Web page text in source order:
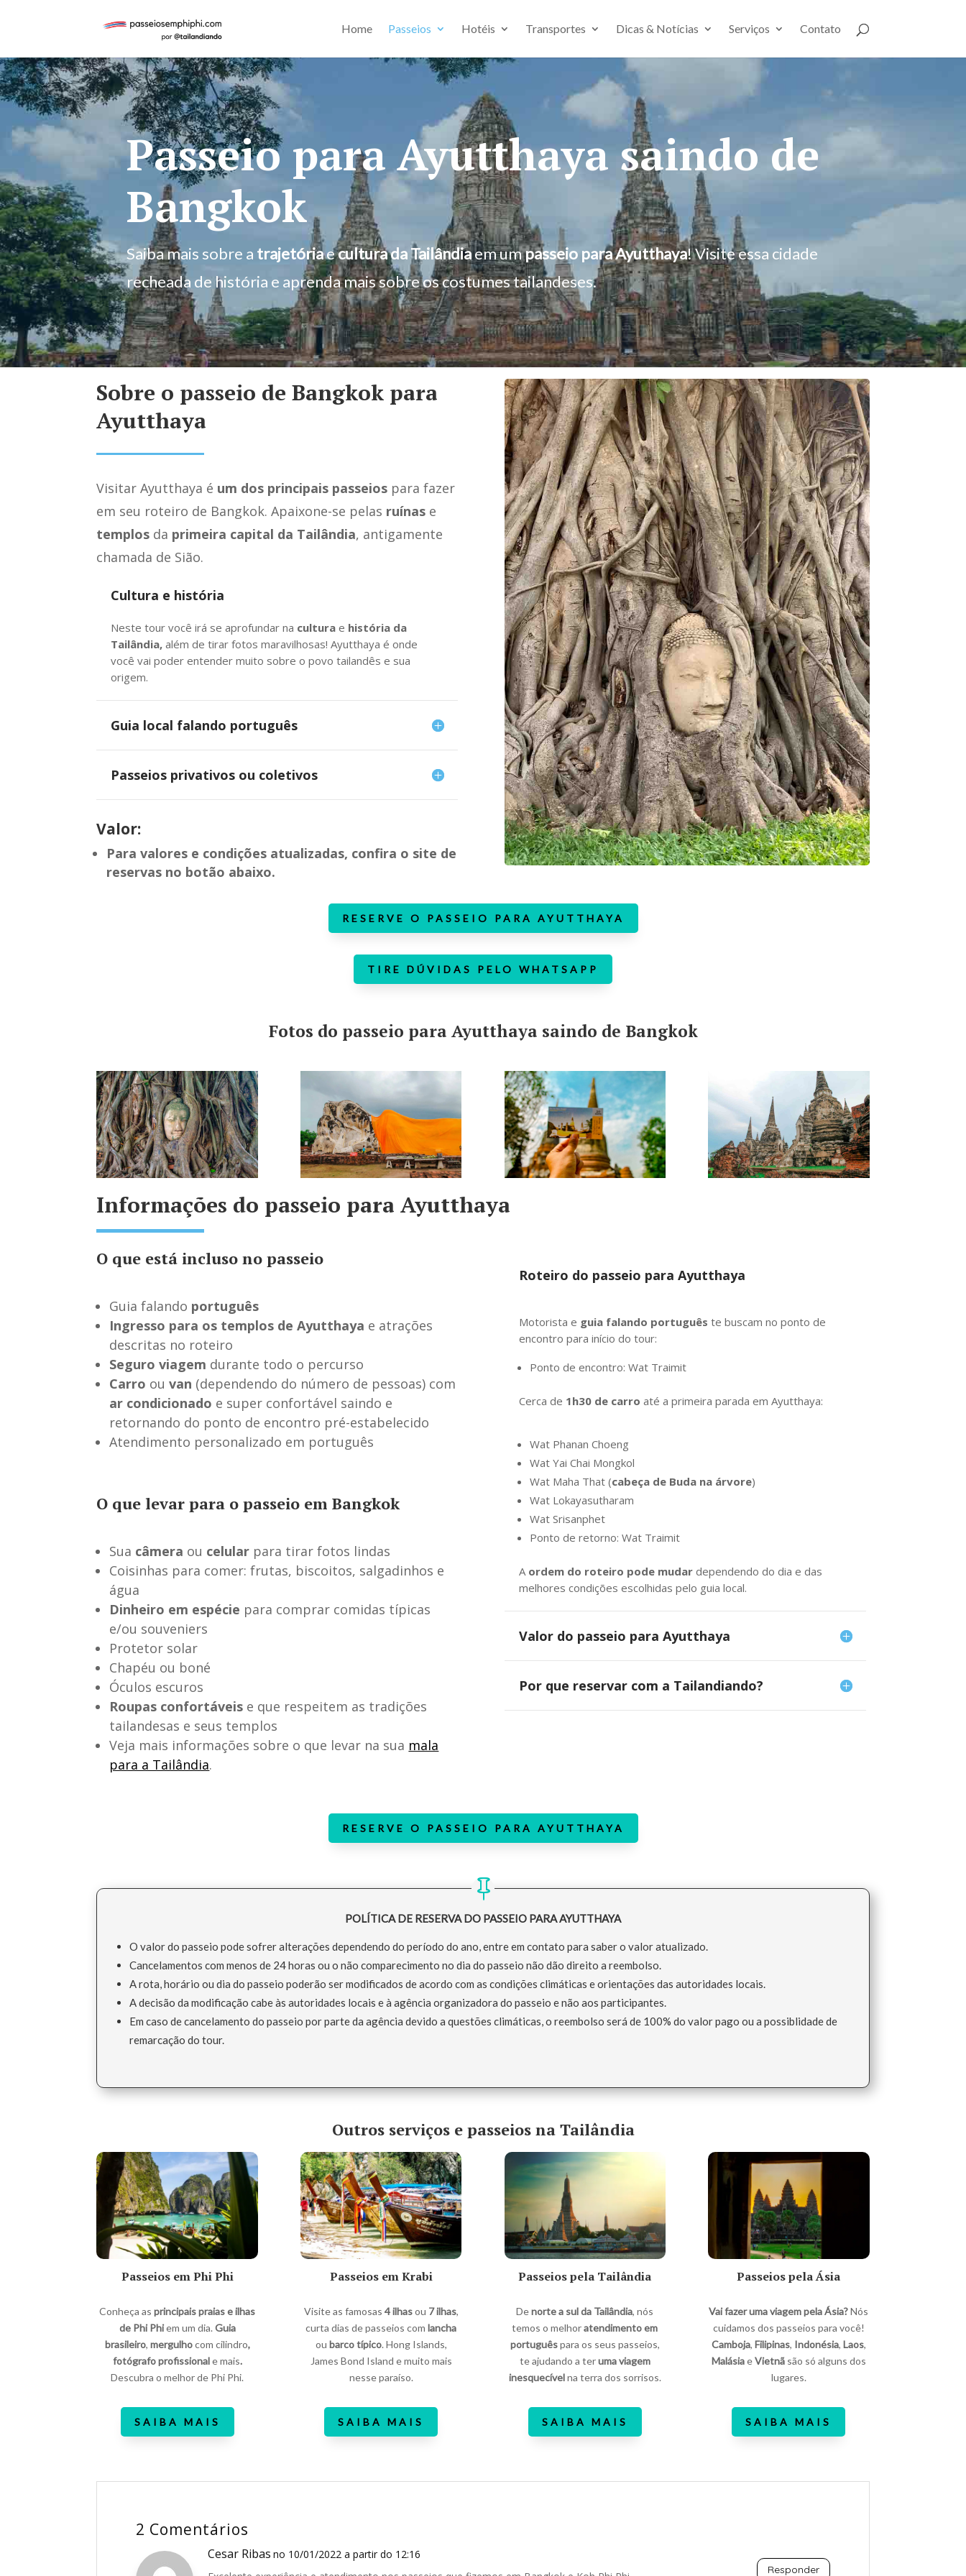
Home Passeios Hotéis Transportes Dicas & Notícias Serviços Contato
Passeio para Ayutthaya saindo de
Bangkok
Saiba mais sobre a trajetóriaecultura da Tailândiaem umpasseio para Ayutthaya! Visite essa cidade
recheada de história e aprenda mais sobre os costumes tailandeses.
Sobre o passeio de Bangkok para
Ayutthaya
Visitar Ayutthaya é um dos principais passeios para fazer
em seu roteiro de Bangkok. Apaixone-se pelas ruínas e
templos da primeira capital da Tailândia, antigamente
chamada de Sião.
Cultura e história
Neste tour você irá se aprofundar na culturae história da
Tailândia, além de tirar fotos maravilhosas! Ayutthaya é onde
você vai poder entender muito sobre o povo tailandês e sua
origem.
Guia local falando português
Passeios privativos ou coletivos
Valor:
Para valores e condições atualizadas, confira o site de
reservas no botão abaixo.
RESERVE O PASSEIO PARA AYUTTHAYA
TIRE DÚVIDAS PELO WHATSAPP
Fotos do passeio para Ayutthaya saindo de Bangkok
Informações do passeio para Ayutthaya
O que está incluso no passeio
Guia falando português
Ingresso para os templos de Ayutthaya e atrações
descritas no roteiro
Seguro viagem durante todo o percurso
Carro ouvan (dependendo do número de pessoas) com
ar condicionado e super confortável saindo e
retornando do ponto de encontro pré-estabelecido
Atendimento personalizado em português
O que levar para o passeio em Bangkok
Sua câmera ou celular para tirar fotos lindas
Coisinhas para comer: frutas, biscoitos, salgadinhos e
água
Dinheiro em espécie para comprar comidas típicas
e/ou souveniers
Protetor solar
Chapéu ou boné
Óculos escuros
Roupas confortáveis e que respeitem as tradições
tailandesas e seus templos
Veja mais informações sobre o que levar na sua mala
para a Tailândia.
Roteiro do passeio para Ayutthaya
Motorista e guia falando português te buscam no ponto de
encontro para início do tour:
Ponto de encontro: Wat Traimit
Cerca de 1h30 de carro até a primeira parada em Ayutthaya:
Wat Phanan Choeng
Wat Yai Chai Mongkol
Wat Maha That (cabeça de Buda na árvore)
Wat Lokayasutharam
Wat Srisanphet
Ponto de retorno: Wat Traimit
A ordem do roteiro pode mudardependendo do dia e das
melhores condições escolhidas pelo guia local.
Valor do passeio para Ayutthaya
Por que reservar com a Tailandiando?
RESERVE O PASSEIO PARA AYUTTHAYA
POLÍTICA DE RESERVA DO PASSEIO PARA AYUTTHAYA
O valor do passeio pode sofrer alterações dependendo do período do ano, entre em contato para saber o valor atualizado.
Cancelamentos com menos de 24 horas ou o não comparecimento no dia do passeio não dão direito a reembolso.
A rota, horário ou dia do passeio poderão ser modificados de acordo com as condições climáticas e orientações das autoridades locais.
A decisão da modificação cabe às autoridades locais e à agência organizadora do passeio e não aos participantes.
Em caso de cancelamento do passeio por parte da agência devido a questões climáticas, o reembolso será de 100% do valor pago ou a possiblidade de
remarcação do tour.
Outros serviços e passeios na Tailândia
Passeios em Phi Phi
Conheça asprincipais praias e ilhas
de Phi Phiem um dia. Guia
brasileiro, mergulhocom cilindro,
fotógrafo profissionale mais.
Descubra o melhor de Phi Phi.
SAIBA MAIS
Passeios em Krabi
Visite as famosas 4 ilhasou 7 ilhas,
curta dias de passeios comlancha
ou barco típico. Hong Islands,
James Bond Island e muito mais
nesse paraíso.
SAIBA MAIS
Passeios pela Tailândia
Denorte a sul da Tailândia, nós
temos o melhoratendimento em
portuguêspara os seus passeios,
te ajudando a teruma viagem
inesquecívelna terra dos sorrisos.
SAIBA MAIS
Passeios pela Ásia
Vai fazer uma viagem pela Ásia?Nós
cuidamos dos passeios para você!
Camboja, Filipinas, Indonésia, Laos,
MalásiaeVietnãsão só alguns dos
lugares.
SAIBA MAIS
2 Comentários
Cesar Ribas no 10/01/2022 a partir do 12:16
Responder